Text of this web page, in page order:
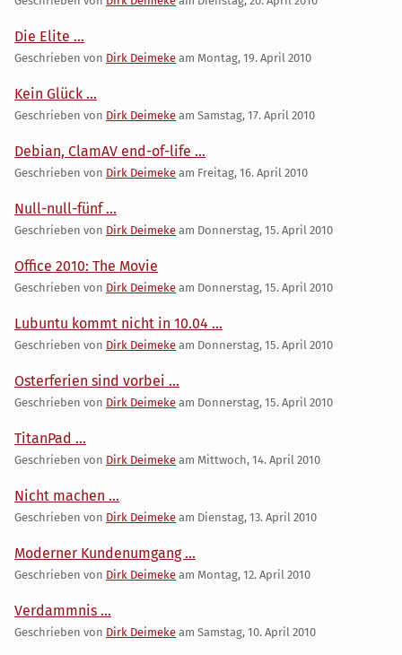
Die Elite ...
Geschrieben von Dirk Deimeke am Montag, 19. April 2010
Kein Glück ...
Geschrieben von Dirk Deimeke am Samstag, 17. April 2010
Debian, ClamAV end-of-life ...
Geschrieben von Dirk Deimeke am Freitag, 16. April 2010
Null-null-fünf ...
Geschrieben von Dirk Deimeke am Donnerstag, 15. April 2010
Office 2010: The Movie
Geschrieben von Dirk Deimeke am Donnerstag, 15. April 2010
Lubuntu kommt nicht in 10.04 ...
Geschrieben von Dirk Deimeke am Donnerstag, 15. April 2010
Osterferien sind vorbei ...
Geschrieben von Dirk Deimeke am Donnerstag, 15. April 2010
TitanPad ...
Geschrieben von Dirk Deimeke am Mittwoch, 14. April 2010
Nicht machen ...
Geschrieben von Dirk Deimeke am Dienstag, 13. April 2010
Moderner Kundenumgang ...
Geschrieben von Dirk Deimeke am Montag, 12. April 2010
Verdammnis ...
Geschrieben von Dirk Deimeke am Samstag, 10. April 2010